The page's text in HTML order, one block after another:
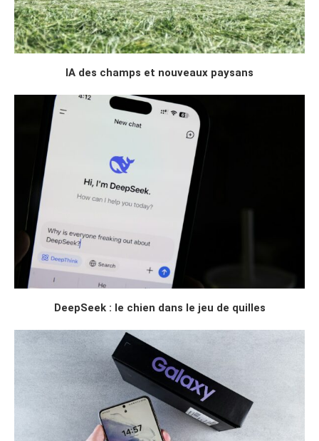
IA des champs et nouveaux paysans
DeepSeek : le chien dans le jeu de quilles